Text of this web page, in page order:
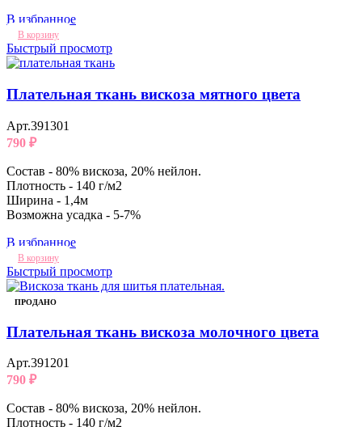
В избранное
В корзину
Быстрый просмотр
Плательная ткань вискоза мятного цвета
Арт.391301
790 ₽
Состав - 80% вискоза, 20% нейлон.
Плотность - 140 г/м2
Ширина - 1,4м
Возможна усадка - 5-7%
В избранное
В корзину
Быстрый просмотр
ПРОДАНО
Плательная ткань вискоза молочного цвета
Арт.391201
790 ₽
Состав - 80% вискоза, 20% нейлон.
Плотность - 140 г/м2